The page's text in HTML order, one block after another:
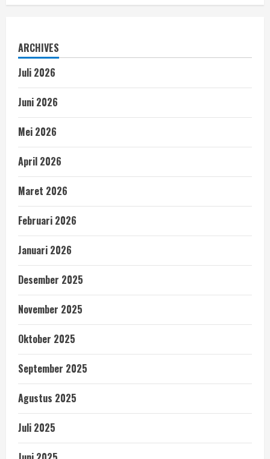
ARCHIVES
Juli 2026
Juni 2026
Mei 2026
April 2026
Maret 2026
Februari 2026
Januari 2026
Desember 2025
November 2025
Oktober 2025
September 2025
Agustus 2025
Juli 2025